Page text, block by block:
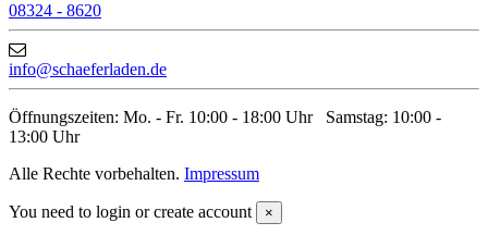
08324 - 8620
info@schaeferladen.de
Öffnungszeiten: Mo. - Fr. 10:00 - 18:00 Uhr Samstag: 10:00 -
13:00 Uhr
Alle Rechte vorbehalten. Impressum
You need to login or create account ×